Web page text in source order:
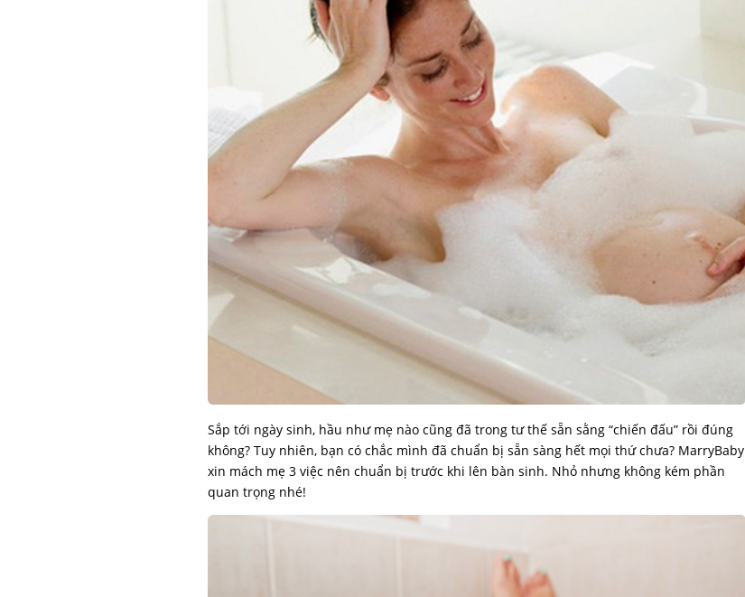
Sắp tới ngày sinh, hầu như mẹ nào cũng đã trong tư thế sẵn sằng “chiến đấu” rồi đúng
không? Tuy nhiên, bạn có chắc mình đã chuẩn bị sẵn sàng hết mọi thứ chưa? MarryBaby
xin mách mẹ 3 việc nên chuẩn bị trước khi lên bàn sinh. Nhỏ nhưng không kém phần
quan trọng nhé!